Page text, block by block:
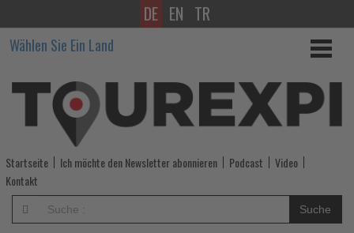
Zwölf
Trendziele
für
2027
abseits
der
bekannten
DE EN TR
Wählen Sie Ein Land
Startseite Ich möchte den Newsletter abonnieren Podcast
Video
Kontakt
Suche